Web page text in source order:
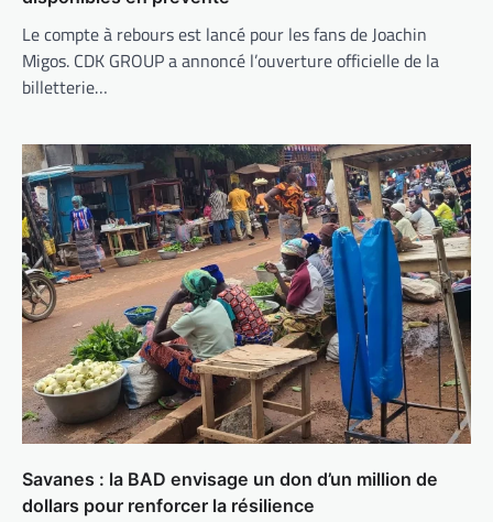
Le compte à rebours est lancé pour les fans de Joachin
Migos. CDK GROUP a annoncé l’ouverture officielle de la
billetterie…
Savanes : la BAD envisage un don d’un million de
dollars pour renforcer la résilience